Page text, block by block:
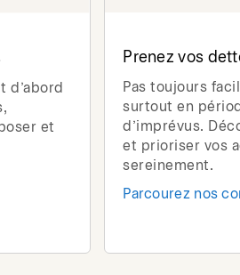
d’abord
et
Prenez vos
Pas toujours
surtout en
d’imprévus.
et prioriser vos
sereinement.
Parcourez nos